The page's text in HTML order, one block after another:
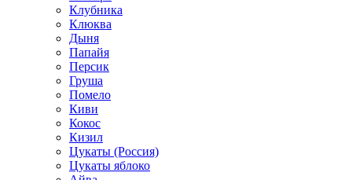
Клубника
Клюква
Дыня
Папайя
Персик
Груша
Помело
Киви
Кокос
Кизил
Цукаты (Россия)
Цукаты яблоко